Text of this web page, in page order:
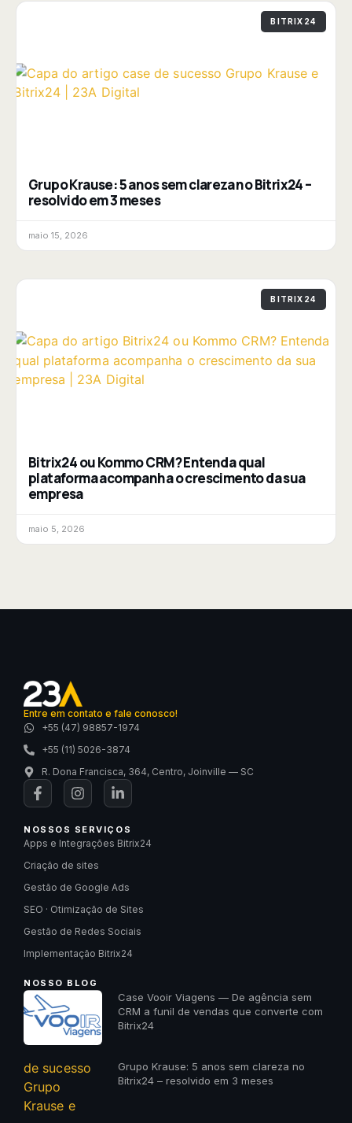
BITRIX24
Grupo Krause: 5 anos sem clareza no Bitrix24 –
resolvido em 3 meses
maio 15, 2026
BITRIX24
Bitrix24 ou Kommo CRM? Entenda qual
plataforma acompanha o crescimento da sua
empresa
maio 5, 2026
Entre em contato e fale conosco!
+55 (47) 98857-1974
+55 (11) 5026-3874
R. Dona Francisca, 364, Centro, Joinville — SC
NOSSOS SERVIÇOS
Apps e Integrações Bitrix24
Criação de sites
Gestão de Google Ads
SEO · Otimização de Sites
Gestão de Redes Sociais
Implementação Bitrix24
NOSSO BLOG
Case Vooir Viagens — De agência sem
CRM a funil de vendas que converte com
Bitrix24
Grupo Krause: 5 anos sem clareza no
Bitrix24 – resolvido em 3 meses